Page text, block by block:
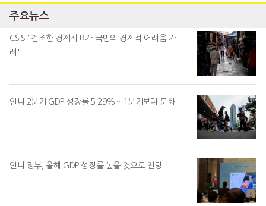
주요뉴스
CSIS "견조한 경제지표가 국민의 경제적 어려움 가
려"
인니 2분기 GDP 성장률 5.29%…1분기보다 둔화
인니 정부, 올해 GDP 성장률 높을 것으로 전망